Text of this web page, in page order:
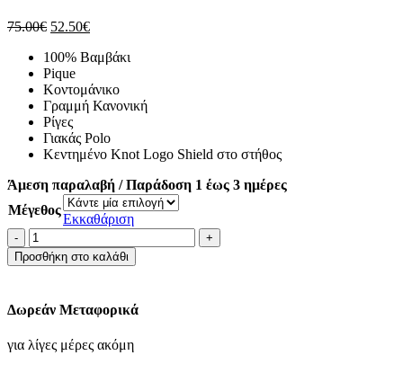
75.00€ Original
was:
75.00€.
52.50€Η
τιμή
52.50€.
100% Βαμβάκι
Pique
Κοντομάνικο
Γραμμή Κανονική
Ρίγες
Γιακάς Polo
Κεντημένο Knot Logo Shield στο στήθος
Άμεση παραλαβή / Παράδοση 1 έως 3 ημέρες
Μέγεθος
Εκκαθάριση
ΜΠΛΟΥΖΑ
ACORN
POLO
REGULAR
FIT-
ΜΠΛΕ
Προσθήκη στο καλάθι
Δωρεάν Μεταφορικά
για λίγες μέρες ακόμη